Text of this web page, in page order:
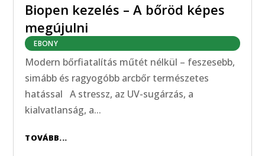
Biopen kezelés – A bőröd képes
megújulni
EBONY
Modern bőrfiatalítás műtét nélkül – feszesebb,
simább és ragyogóbb arcbőr természetes
hatással A stressz, az UV-sugárzás, a
kialvatlanság, a...
TOVÁBB...